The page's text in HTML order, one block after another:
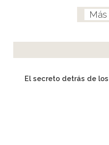
El secreto detrás de